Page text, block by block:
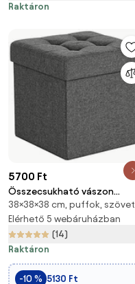
Raktáron
5700 Ft
Összecsukható vászon
tárolópuff, sötétszürke
38x38x38cm
38×38×38 cm, puffok, szövet
Elérhető 5 webáruházban
(14)
Raktáron
-10 % 5130 Ft